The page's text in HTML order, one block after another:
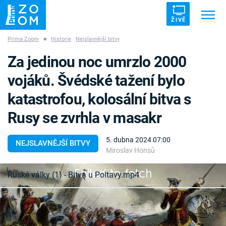
ŽIVĚ
ZÁHADY VETŘELCI DÁVNOVĚKU
Témata
Témata
Pořady
TV Program
Prima Zoom ■ Historie Nejslavnější bitvy
NEJSLAVNĚJŠÍ BITVY
5. dubna 2024 07:00
Miroslav Honsů
Za jedinou noc umrzlo 2000
vojáků. Švédské tažení bylo
katastrofou, kolosální bitva s
Rusy se zvrhla v masakr
Failed to fetch
Ruské války (1) - Bitva u Poltavy.mp4
Na podzim 1707 se švédský král Karel XII.